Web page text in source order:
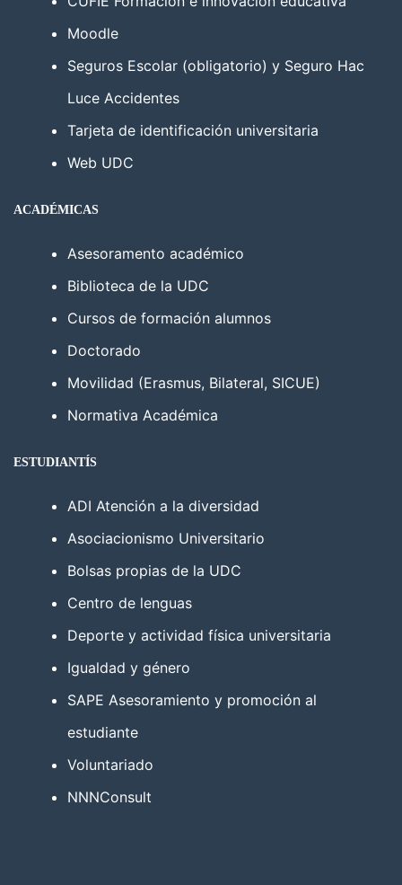
Moodle
Seguros Escolar (obligatorio) y Seguro Hac
Luce Accidentes
Tarjeta de identificación universitaria
Web UDC
ACADÉMICAS
Asesoramento académico
Biblioteca de la UDC
Cursos de formación alumnos
Doctorado
Movilidad (Erasmus, Bilateral, SICUE)
Normativa Académica
ESTUDIANTÍS
ADI Atención a la diversidad
Asociacionismo Universitario
Bolsas propias de la UDC
Centro de lenguas
Deporte y actividad física universitaria
Igualdad y género
SAPE Asesoramiento y promoción al
estudiante
Voluntariado
NNNConsult